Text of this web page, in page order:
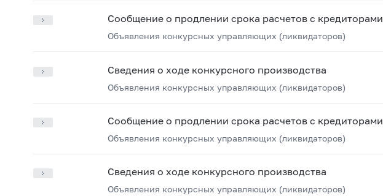
Сообщение о продлении срока расчетов с кредиторами
Объявления конкурсных управляющих (ликвидаторов)
Сведения о ходе конкурсного производства
Объявления конкурсных управляющих (ликвидаторов)
Сообщение о продлении срока расчетов с кредиторами
Объявления конкурсных управляющих (ликвидаторов)
Сведения о ходе конкурсного производства
Объявления конкурсных управляющих (ликвидаторов)